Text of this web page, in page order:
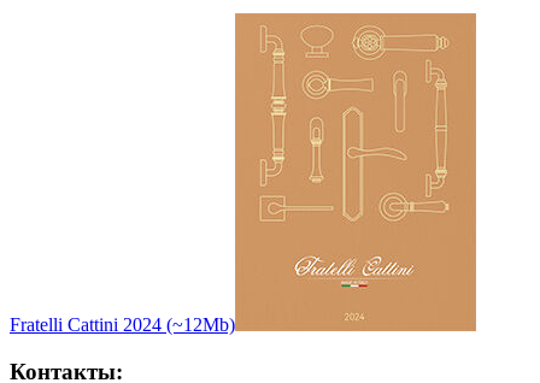
Fratelli Cattini 2024 (~12Mb)
Контакты: